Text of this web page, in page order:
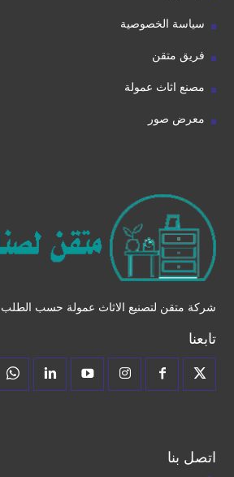
سياسة الخصوصية
فريق متقن
مصنع اثاث عمولة
معرض صور
شركة متقن لتصنيع الاثاث عمولة حسب الطلب
تابعنا
اتصل بنا